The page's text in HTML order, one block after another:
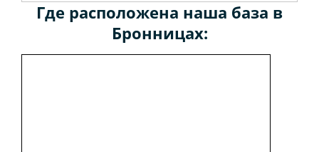
Где расположена наша база в
Бронницах: